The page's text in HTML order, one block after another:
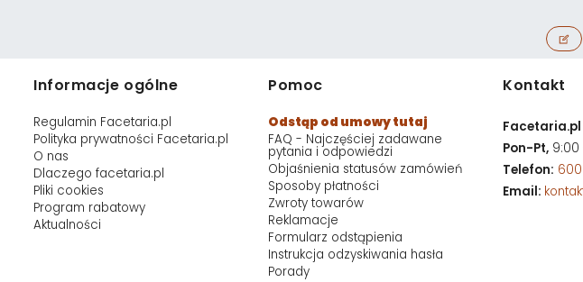
Informacje ogólne
Regulamin Facetaria.pl
Polityka prywatności Facetaria.pl
O nas
Dlaczego facetaria.pl
Pliki cookies
Program rabatowy
Aktualności
Pomoc
Odstąp od umowy tutaj
FAQ - Najczęściej zadawane
pytania i odpowiedzi
Objaśnienia statusów zamówień
Sposoby płatności
Zwroty towarów
Reklamacje
Formularz odstąpienia
Instrukcja odzyskiwania hasła
Porady
Kontakt
Facetaria.pl
Pon-Pt, 9:00
Telefon:
Email: